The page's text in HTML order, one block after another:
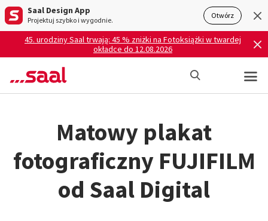
Saal Design App
Projektuj szybko i wygodnie. Otwórz
45. urodziny Saal trwają: 45 % zniżki na Fotoksiążki w twardej
okładce do 12.08.2026
Matowy plakat
fotograficzny FUJIFILM
od Saal Digital